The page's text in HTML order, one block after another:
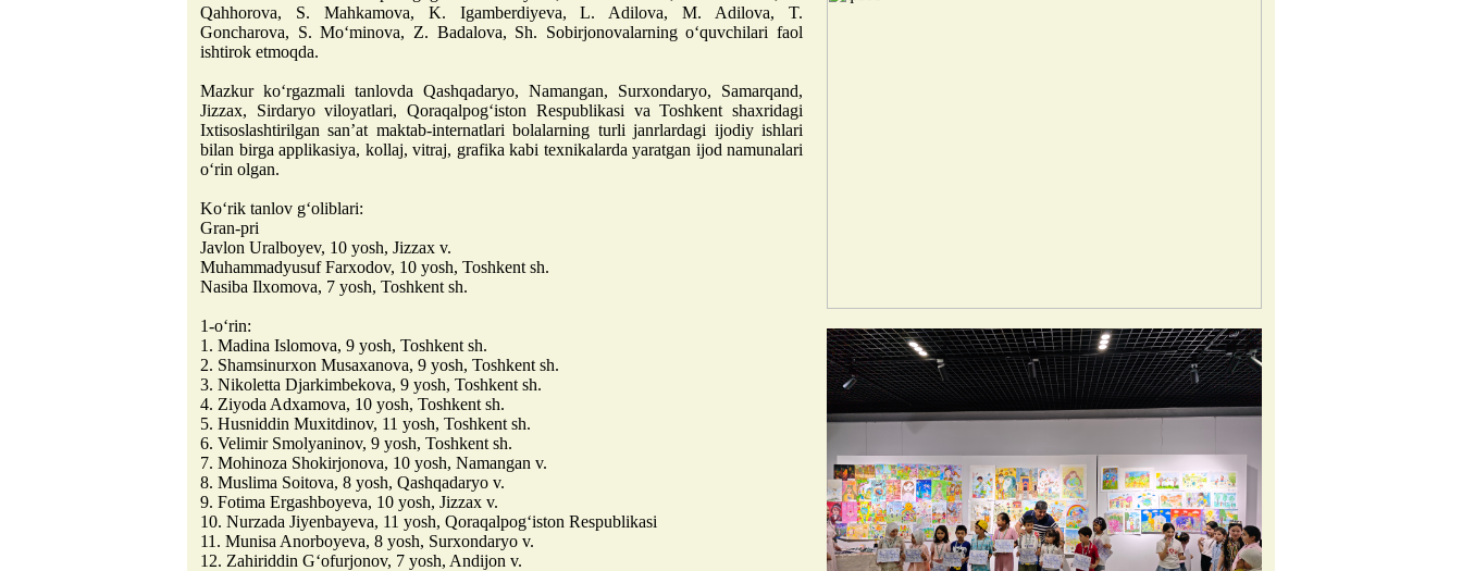
Qahhorova, S. Mahkamova, K. Igamberdiyeva, L. Adilova, M. Adilova, T.
Goncharova, S. Mo‘minova, Z. Badalova, Sh. Sobirjonovalarning o‘quvchilari faol
ishtirok etmoqda.
Mazkur ko‘rgazmali tanlovda Qashqadaryo, Namangan, Surxondaryo, Samarqand,
Jizzax, Sirdaryo viloyatlari, Qoraqalpog‘iston Respublikasi va Toshkent shaxridagi
Ixtisoslashtirilgan san’at maktab-internatlari bolalarning turli janrlardagi ijodiy ishlari
bilan birga applikasiya, kollaj, vitraj, grafika kabi texnikalarda yaratgan ijod namunalari
o‘rin olgan.
Ko‘rik tanlov g‘oliblari:
Gran-pri
Javlon Uralboyev, 10 yosh, Jizzax v.
Muhammadyusuf Farxodov, 10 yosh, Toshkent sh.
Nasiba Ilxomova, 7 yosh, Toshkent sh.
1-o‘rin:
1. Madina Islomova, 9 yosh, Toshkent sh.
2. Shamsinurxon Musaxanova, 9 yosh, Toshkent sh.
3. Nikoletta Djarkimbekova, 9 yosh, Toshkent sh.
4. Ziyoda Adxamova, 10 yosh, Toshkent sh.
5. Husniddin Muxitdinov, 11 yosh, Toshkent sh.
6. Velimir Smolyaninov, 9 yosh, Toshkent sh.
7. Mohinoza Shokirjonova, 10 yosh, Namangan v.
8. Muslima Soitova, 8 yosh, Qashqadaryo v.
9. Fotima Ergashboyeva, 10 yosh, Jizzax v.
10. Nurzada Jiyenbayeva, 11 yosh, Qoraqalpog‘iston Respublikasi
11. Munisa Anorboyeva, 8 yosh, Surxondaryo v.
12. Zahiriddin G‘ofurjonov, 7 yosh, Andijon v.